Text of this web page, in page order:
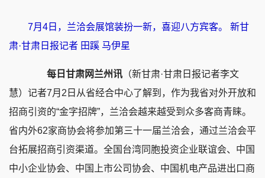
7月4日，兰洽会展馆装扮一新，喜迎八方宾客。 新甘
肃·甘肃日报记者 田蹊 马伊星
每日甘肃网兰州讯 （新甘肃·甘肃日报记者李文
慧）记者7月2日从省经合中心了解到，‌作为我省对外开放和
招商引资的“金字招牌”，兰洽会越来越受到众多客商青睐。
省内外62家商协会将参加第三十一届兰洽会，通过兰洽会平
台拓展招商引资渠道。全国台湾同胞投资企业联谊会、中国
中小企业协会、中国上市公司协会、中国机电产品进出口商